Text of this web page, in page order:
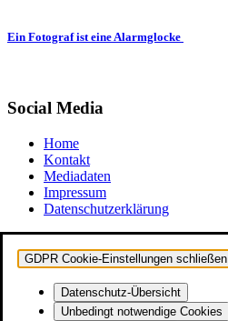
Ein Fotograf ist eine Alarmglocke
Social Media
Home
Kontakt
Mediadaten
Impressum
Datenschutzerklärung
GDPR Cookie-Einstellungen schließen
Datenschutz-Übersicht
Unbedingt notwendige Cookies